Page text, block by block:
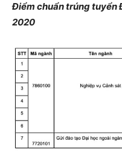
Điểm chuẩn trúng tuyển
2020